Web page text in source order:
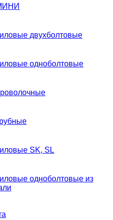
двухболтовые
одноболтовые
SK, SL
одноболтовые из